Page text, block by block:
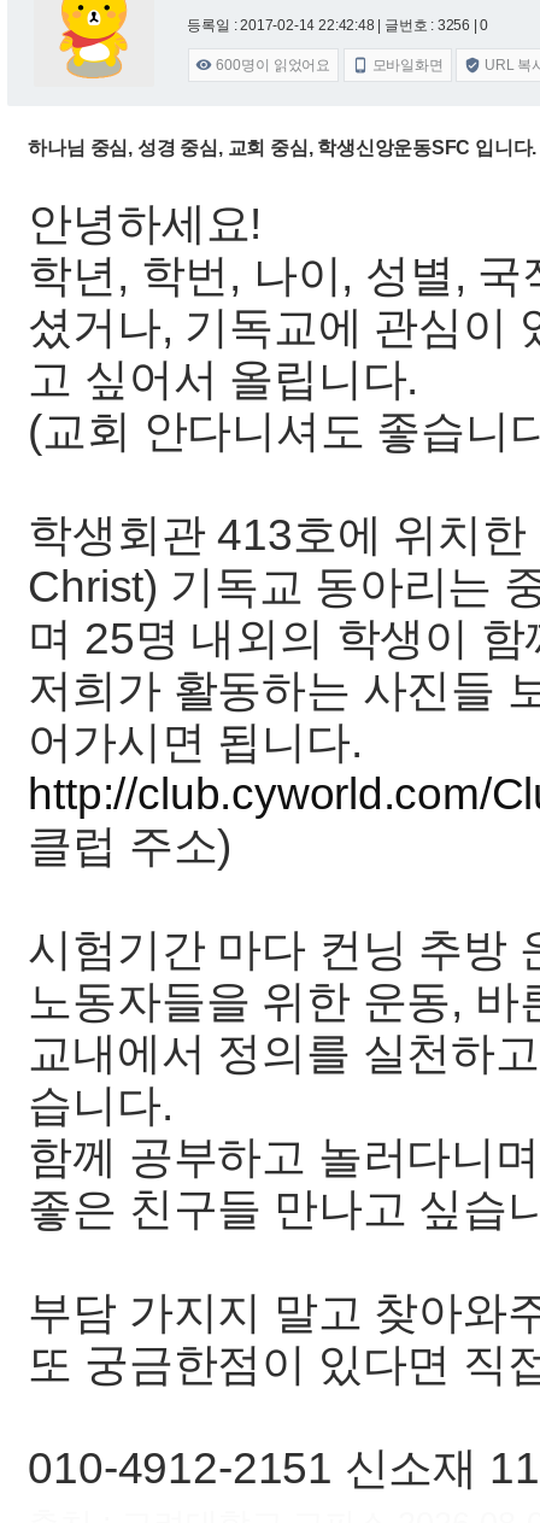
등록일 : 2017-02-14 22:42:48 | 글번호 : 3256 | 0
 600명이 읽었어요  모바일화면  URL 복
하나님 중심, 성경 중심, 교회 중심, 학생신앙운동SFC 입니다
안녕하세요!
학년, 학번, 나이, 성별,
셨거나, 기독교에 관심이
고 싶어서 올립니다.
(교회 안다니셔도 좋습니
학생회관 413호에 위치
Christ) 기독교 동아리는
며 25명 내외의 학생이
저희가 활동하는 사진들
어가시면 됩니다.
http://club.cyworld.com/
클럽 주소)
시험기간 마다 컨닝 추방
노동자들을 위한 운동,
교내에서 정의를 실천하
습니다.
함께 공부하고 놀러다니
좋은 친구들 만나고 싶습
부담 가지지 말고 찾아와
또 궁금한점이 있다면 직
010-4912-2151 신소재